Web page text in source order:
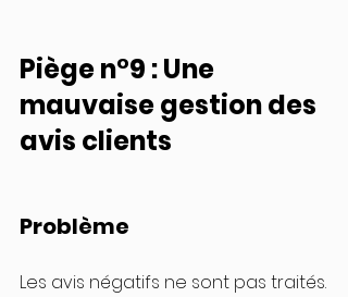
Piège n°9 : Une
mauvaise gestion des
avis clients
Problème
Les avis négatifs ne sont pas traités.